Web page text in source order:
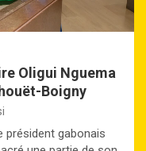
Oligui Nguema
Boigny
président gabonais